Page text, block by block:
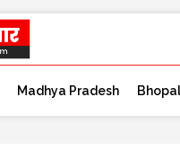
Madhya Pradesh Bhopal